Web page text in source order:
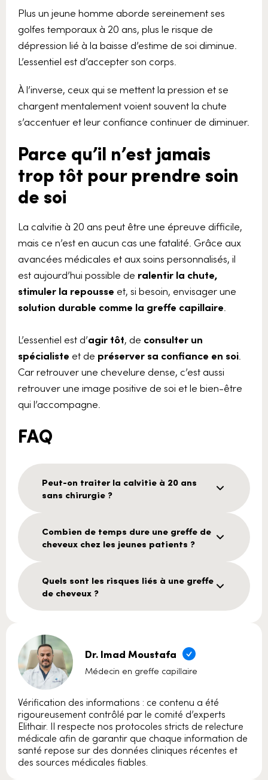
Plus un jeune homme aborde sereinement ses
golfes temporaux à 20 ans, plus le risque de
dépression lié à la baisse d’estime de soi diminue.
L’essentiel est d’accepter son corps.
À l’inverse, ceux qui se mettent la pression et se
chargent mentalement voient souvent la chute
s’accentuer et leur confiance continuer de diminuer.
Parce qu’il n’est jamais
trop tôt pour prendre soin
de soi
La calvitie à 20 ans peut être une épreuve difficile,
mais ce n’est en aucun cas une fatalité. Grâce aux
avancées médicales et aux soins personnalisés, il
est aujourd’hui possible de ralentir la chute,
stimuler la repousse et, si besoin, envisager une
solution durable comme la greffe capillaire
L’essentiel est d’agir tôt, de consulter un
spécialiste et de préserver sa confiance en soi
Car retrouver une chevelure dense, c’est aussi
retrouver une image positive de soi et le bien-être
qui l’accompagne.
FAQ
Peut-on traiter la calvitie à 20 ans
sans chirurgie ?
Combien de temps dure une greffe de
cheveux chez les jeunes patients ?
Quels sont les risques liés à une greffe
de cheveux ?
Dr. Imad Moustafa
Médecin en greffe capillaire
Vérification des informations : ce contenu a été
rigoureusement contrôlé par le comité d’experts
Elithair. Il respecte nos protocoles stricts de relecture
médicale afin de garantir que chaque information de
santé repose sur des données cliniques récentes et
des sources médicales fiables.